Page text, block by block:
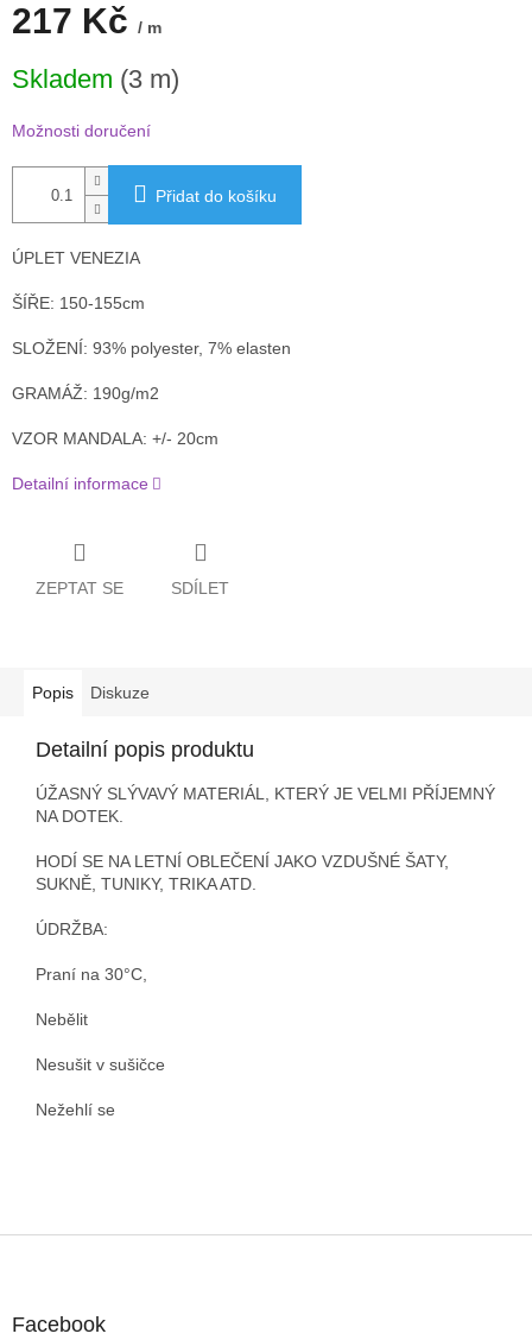
217 Kč / m
cena:
Skladem (3 m)
Možnosti doručení
Přidat do košíku
ÚPLET VENEZIA
ŠÍŘE: 150-155cm
SLOŽENÍ: 93% polyester, 7% elasten
GRAMÁŽ: 190g/m2
VZOR MANDALA: +/- 20cm
Detailní informace
ZEPTAT SE SDÍLET
Popis Diskuze
Detailní popis produktu
ÚŽASNÝ SLÝVAVÝ MATERIÁL, KTERÝ JE VELMI PŘÍJEMNÝ
NA DOTEK.
HODÍ SE NA LETNÍ OBLEČENÍ JAKO VZDUŠNÉ ŠATY,
SUKNĚ, TUNIKY, TRIKA ATD.
ÚDRŽBA:
Praní na 30°C,
Nebělit
Nesušit v sušičce
Nežehlí se
Facebook